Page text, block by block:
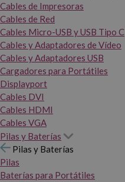
Cables de Impresoras
Cables de Red
Cables Micro-USB y USB Tipo C
Cables y Adaptadores de Vídeo
Cables y Adaptadores USB
Cargadores para Portátiles
Displayport
Cables DVI
Cables HDMI
Cables VGA
Pilas y Baterías
Pilas y Baterías
Pilas
Baterías para Portátiles